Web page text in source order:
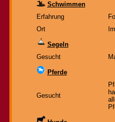
Schwimmen
Erfahrung
Ort
Segeln
Gesucht
Pferde
Gesucht